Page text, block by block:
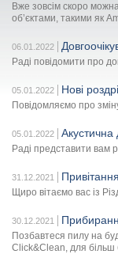
Вже зовсім скоро
об’єктами, такими як
06.01.2022
Раді повідомити про
05.01.2022 Нові
Повідомляємо про
05.01.2022 Акустична
Раді представити вам
31.12.2021
Щиро вітаємо вас із
30.12.2021
Позбавтеся пилу на
Click&Clean, для більш